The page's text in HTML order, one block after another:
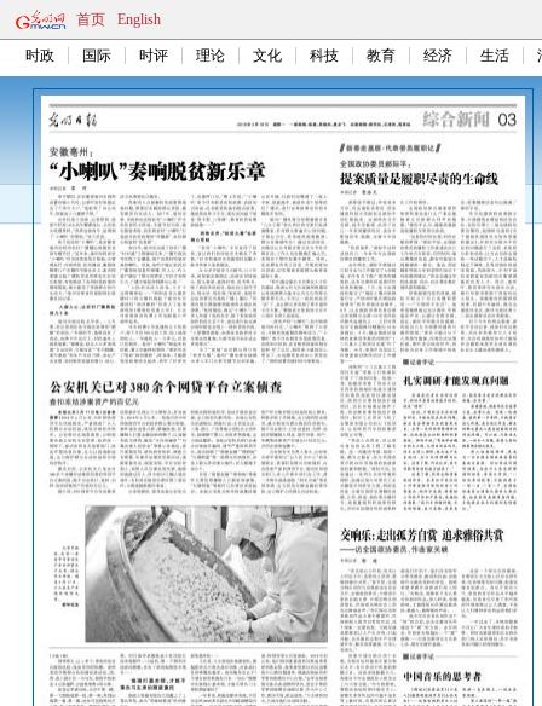
首页 English
时政 国际 时评 理论 文化 科技 教育 经济 生活